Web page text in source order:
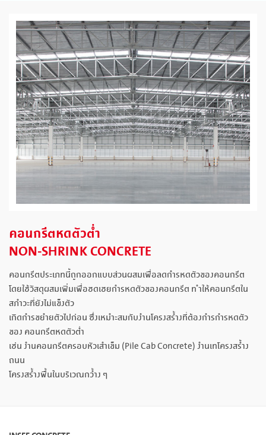
คอนกรีตหดตัวต่ำ
NON-SHRINK CONCRETE
คอนกรีตประเภทนี้ถูกออกแบบส่วนผสมเพื่อลดกํารหดตัวของคอนกรีต
โดยใช้วัสดุผสมเพิ่มเพื่อชดเชยกํารหดตัวของคอนกรีต ท ําให้คอนกรีตใน
สภําวะที่ยังไม่แข็งตัว
เกิดกํารขยํายตัวไปก่อน ซึ่งเหมําะสมกับงํานโครงสร้ํางที่ต้องกํารกํารหดตัว
ของ คอนกรีตหดตัวต่ำ
เช่น งํานคอนกรีตครอบหัวเสําเข็ม (Pile Cab Concrete) งํานเทโครงสร้ําง
ถนน
โครงสร้ํางพื้นในบริเวณกว้ําง ๆ